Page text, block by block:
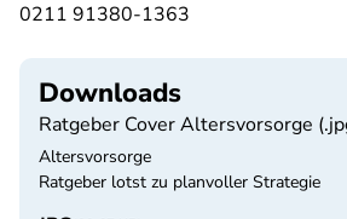
0211 91380-1363
Downloads
Ratgeber Cover Altersvorsorge
Altersvorsorge
Ratgeber lotst zu planvoller Strategie